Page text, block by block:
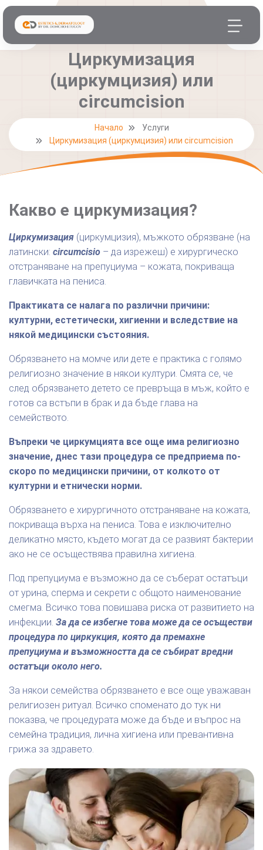
Циркумизация
(циркумцизия) или
circumcision
Начало
Услуги
Циркумизация (циркумцизия) или circumcision
Какво е циркумизация?
Циркумизация (циркумцизия), мъжкото обрязване (на
латински: circumcisio – да изрежеш) е хирургическо
отстраняване на препуциума – кожата, покриваща
главичката на пениса.
Практиката се налага по различни причини:
културни, естетически, хигиенни и вследствие на
някой медицински състояния.
Обрязването на момче или дете е практика с голямо
религиозно значение в някои култури. Смята се, че
след обрязването детето се превръща в мъж, който е
готов са встъпи в брак и да бъде глава на
семейството.
Въпреки че циркумцията все още има религиозно
значение, днес тази процедура се предприема по-
скоро по медицински причини, от колкото от
културни и етнически норми.
Обрязването е хирургичното отстраняване на кожата,
покриваща върха на пениса. Това е изключително
деликатно място, където могат да се развият бактерии
ако не се осъществява правилна хигиена.
Под препуциума е възможно да се съберат остатъци
от урина, сперма и секрети с общото наименование
смегма. Всичко това повишава риска от развитието на
инфекции. За да се избегне това може да се осъществи
процедура по циркукция, която да премахне
препуциума и възможността да се събират вредни
остатъци около него.
За някои семейства обрязването е все още уважаван
религиозен ритуал. Всичко споменато до тук ни
показва, че процедурата може да бъде и въпрос на
семейна традиция, лична хигиена или превантивна
грижа за здравето.